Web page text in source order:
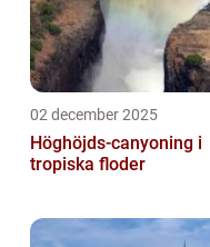
02 december 2025
Höghöjds-canyoning i
tropiska floder